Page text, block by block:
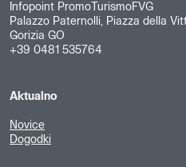
Infopoint PromoTurismoFVG
Palazzo Paternolli, Piazza della
Gorizia GO
+39 0481 535764
Aktualno
Novice
Dogodki